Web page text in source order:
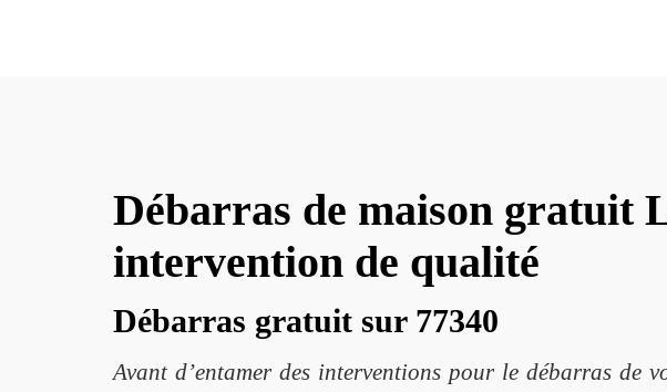
Débarras de maison gratuit
intervention de qualité
Débarras gratuit sur 77340
Avant d’entamer des interventions pour le débarras de